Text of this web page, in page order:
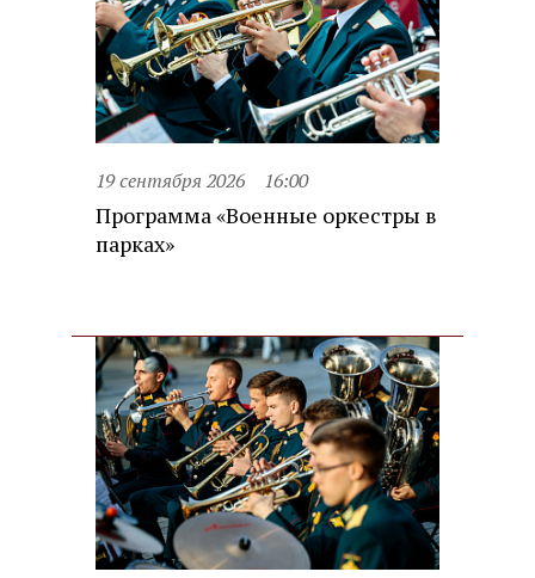
19 сентября 2026 16:00
Программа «Военные оркестры в
парках»